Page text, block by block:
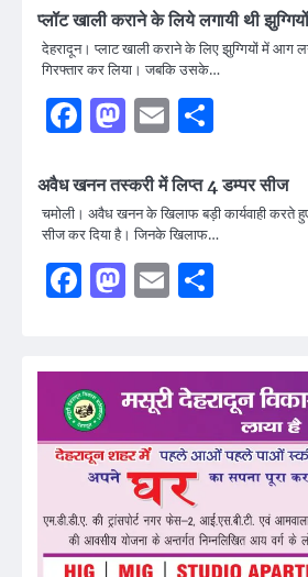
प्लॉट खाली कराने के लिये लगायी थी
देहरादून। प्लाट खाली कराने के लिए झुग्गियों में आग
गिरफ्तार कर लिया। जबकि उसके…
Facebook
Mastodon
Email
अवैध खनन तस्करी में लिप्त 4 डम्पर सीज
चमोली। अवैध खनन के खिलाफ बड़ी कार्यवाही करते
सीज कर दिया है। जिनके खिलाफ…
Facebook
Mastodon
Email